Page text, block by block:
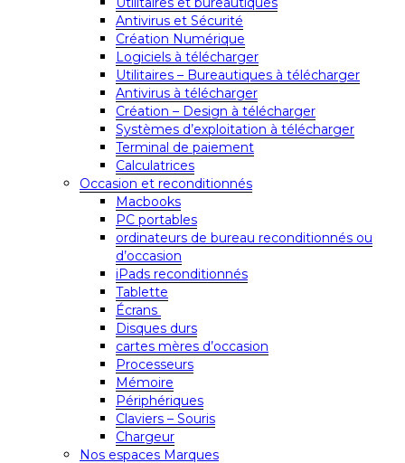
Antivirus et Sécurité
Création Numérique
Logiciels à télécharger
Utilitaires – Bureautiques à télécharger
Antivirus à télécharger
Création – Design à télécharger
Systèmes d’exploitation à télécharger
Terminal de paiement
Calculatrices
Occasion et reconditionnés
Macbooks
PC portables
ordinateurs de bureau reconditionnés ou
d’occasion
iPads reconditionnés
Tablette
Écrans
Disques durs
cartes mères d’occasion
Processeurs
Mémoire
Périphériques
Claviers – Souris
Chargeur
Nos espaces Marques